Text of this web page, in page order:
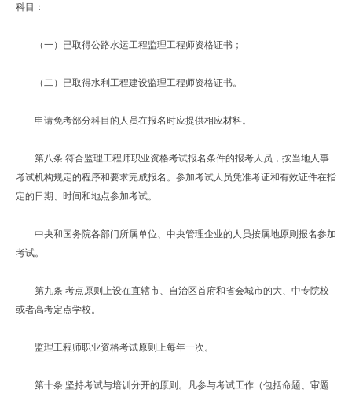
科目：
（一）已取得公路水运工程监理工程师资格证书；
（二）已取得水利工程建设监理工程师资格证书。
申请免考部分科目的人员在报名时应提供相应材料。
第八条 符合监理工程师职业资格考试报名条件的报考人员，按当地人事
考试机构规定的程序和要求完成报名。参加考试人员凭准考证和有效证件在指
定的日期、时间和地点参加考试。
中央和国务院各部门所属单位、中央管理企业的人员按属地原则报名参加
考试。
第九条 考点原则上设在直辖市、自治区首府和省会城市的大、中专院校
或者高考定点学校。
监理工程师职业资格考试原则上每年一次。
第十条 坚持考试与培训分开的原则。凡参与考试工作（包括命题、审题